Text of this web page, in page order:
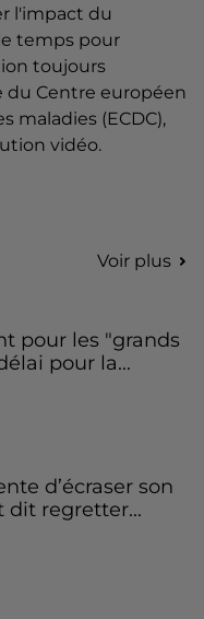
l'impact du
temps pour
toujours
du Centre européen
maladies (ECDC),
vidéo.
Voir plus
pour les "grands
pour la...
d’écraser son
dit regretter...